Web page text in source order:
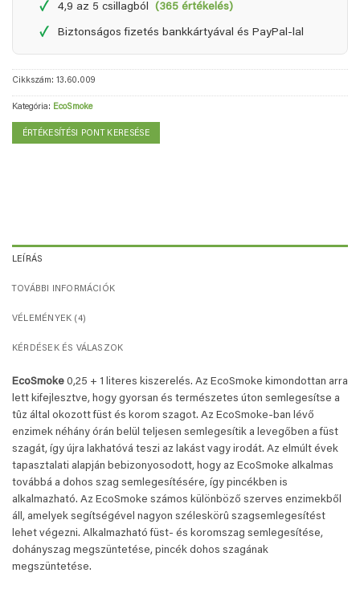
✓ 4,9 az 5 csillagból(365 értékelés)
✓ Biztonságos fizetés bankkártyával és PayPal-lal
Cikkszám: 13.60.009
Kategória: EcoSmoke
ÉRTÉKESÍTÉSI PONT KERESÉSE
LEÍRÁS
TOVÁBBI INFORMÁCIÓK
VÉLEMÉNYEK (4)
KÉRDÉSEK ÉS VÁLASZOK
EcoSmoke 0,25 + 1 literes kiszerelés. Az EcoSmoke kimondottan arra
lett kifejlesztve, hogy gyorsan és természetes úton semlegesítse a
tûz által okozott füst és korom szagot. Az EcoSmoke-ban lévő
enzimek néhány órán belül teljesen semlegesítik a levegőben a füst
szagát, így újra lakhatóvá teszi az lakást vagy irodát. Az elmúlt évek
tapasztalati alapján bebizonyosodott, hogy az EcoSmoke alkalmas
továbbá a dohos szag semlegesítésére, így pincékben is
alkalmazható. Az EcoSmoke számos különböző szerves enzimekből
áll, amelyek segítségével nagyon széleskörû szagsemlegesítést
lehet végezni. Alkalmazható füst- és koromszag semlegesítése,
dohányszag megszüntetése, pincék dohos szagának
megszüntetése.